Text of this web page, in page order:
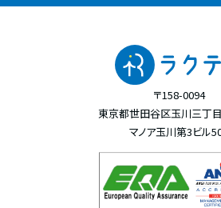
〒158-0094
東京都世田谷区玉川三丁
マノア玉川第3ビル